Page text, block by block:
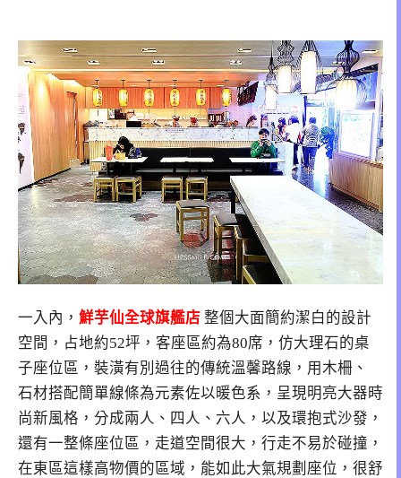
一入內， 鮮芋仙全球旗艦店 整個大面簡約潔白的設計
空間，占地約52坪，客座區約為80席，仿大理石的桌
子座位區，裝潢有別過往的傳統溫馨路線，用木柵、
石材搭配簡單線條為元素佐以暖色系，呈現明亮大器時
尚新風格，分成兩人、四人、六人，以及環抱式沙發，
還有一整條座位區，走道空間很大，行走不易於碰撞，
在東區這樣高物價的區域，能如此大氣規劃座位，很舒